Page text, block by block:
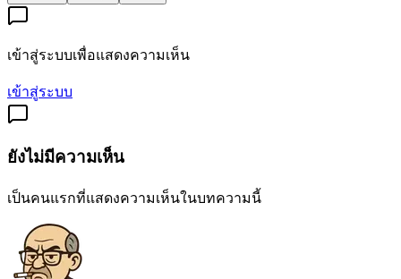
เข้าสู่ระบบเพื่อแสดงความเห็น
เข้าสู่ระบบ
ยังไม่มีความเห็น
เป็นคนแรกที่แสดงความเห็นในบทความนี้